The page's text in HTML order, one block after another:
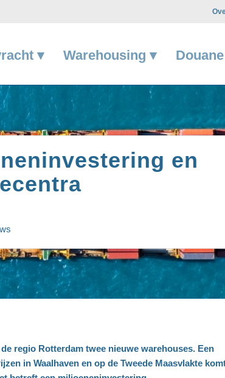
▾ Warehousing ▾
en
regio Rotterdam twee nieuwe warehouses. Een
in Waalhaven en op de Tweede Maasvlakte